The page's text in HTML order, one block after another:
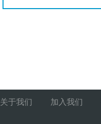
关于我们 加入我们